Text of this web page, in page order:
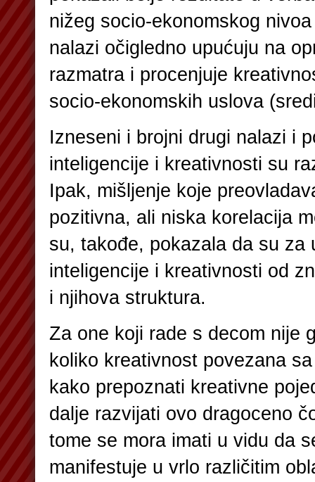
nižeg socio-ekonomskog
nalazi očigledno upućuju na
razmatra i procenjuje
socio-ekonomskih uslova
Izneseni i brojni drugi nalazi i
inteligencije i kreativnosti su
Ipak, mišljenje koje
pozitivna, ali niska korelacija
su, takođe, pokazala da su za
inteligencije i kreativnosti od
i njihova struktura.
Za one koji rade s decom nije
koliko kreativnost povezana
kako prepoznati kreativne
dalje razvijati ovo dragoceno
tome se mora imati u vidu da
manifestuje u vrlo različitim